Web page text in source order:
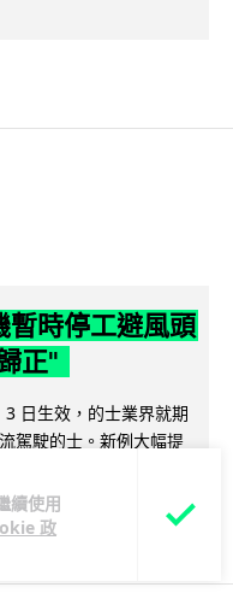
續使用
政
暫時停工避風頭
正"
日生效，的士業界就期
駕駛的士。新例大幅提